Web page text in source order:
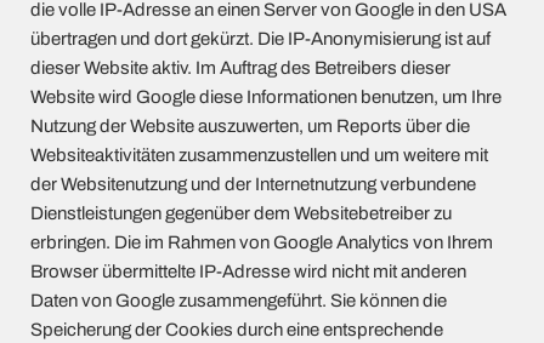
die volle IP-Adresse an einen Server von Google in den USA
übertragen und dort gekürzt. Die IP-Anonymisierung ist auf
dieser Website aktiv. Im Auftrag des Betreibers dieser
Website wird Google diese Informationen benutzen, um Ihre
Nutzung der Website auszuwerten, um Reports über die
Websiteaktivitäten zusammenzustellen und um weitere mit
der Websitenutzung und der Internetnutzung verbundene
Dienstleistungen gegenüber dem Websitebetreiber zu
erbringen. Die im Rahmen von Google Analytics von Ihrem
Browser übermittelte IP-Adresse wird nicht mit anderen
Daten von Google zusammengeführt. Sie können die
Speicherung der Cookies durch eine entsprechende